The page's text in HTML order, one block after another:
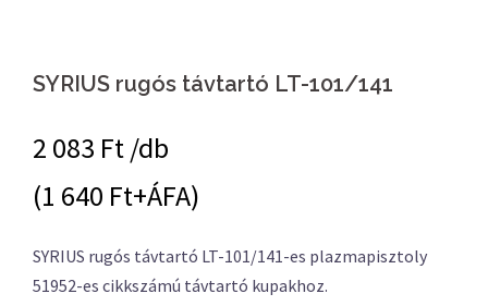
SYRIUS rugós távtartó LT-101/141
2 083 Ft /db
(1 640 Ft+ÁFA)
SYRIUS rugós távtartó LT-101/141-es plazmapisztoly
51952-es cikkszámú távtartó kupakhoz.